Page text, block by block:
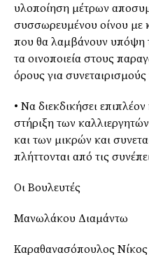
υλοποίηση μέτρων
συσσωρευμένου οίνου με
που θα λαμβάνουν υπόψη
τα οινοποιεία στους
όρους για συνεταιρισμούς
• Να διεκδικήσει
στήριξη των
και των μικρών και
πλήττονται από τις
Οι Βουλευτές
Μανωλάκου Διαμάντω
Καραθανασόπουλος Νίκος